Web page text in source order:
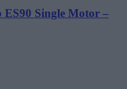
ES90 Single Motor –